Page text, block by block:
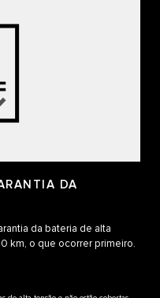
DA
da bateria de alta
km, o que ocorrer primeiro.